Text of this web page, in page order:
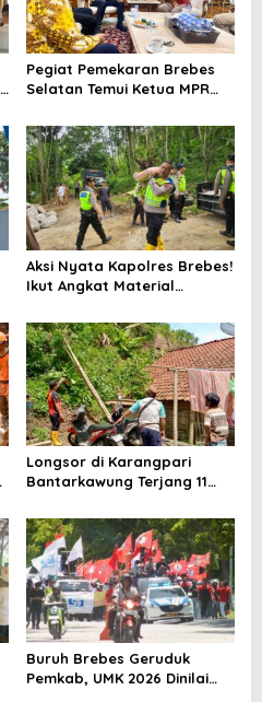
Pegiat Pemekaran Brebes
Selatan Temui Ketua MPR
Dukungan Urus Berkas ke
Provinsi
Aksi Nyata Kapolres Brebes!
Ikut Angkat Material
di Bantarkawung
Longsor di Karangpari
Bantarkawung Terjang 11
Mengungsi
Buruh Brebes Geruduk
Pemkab, UMK 2026 Dinilai